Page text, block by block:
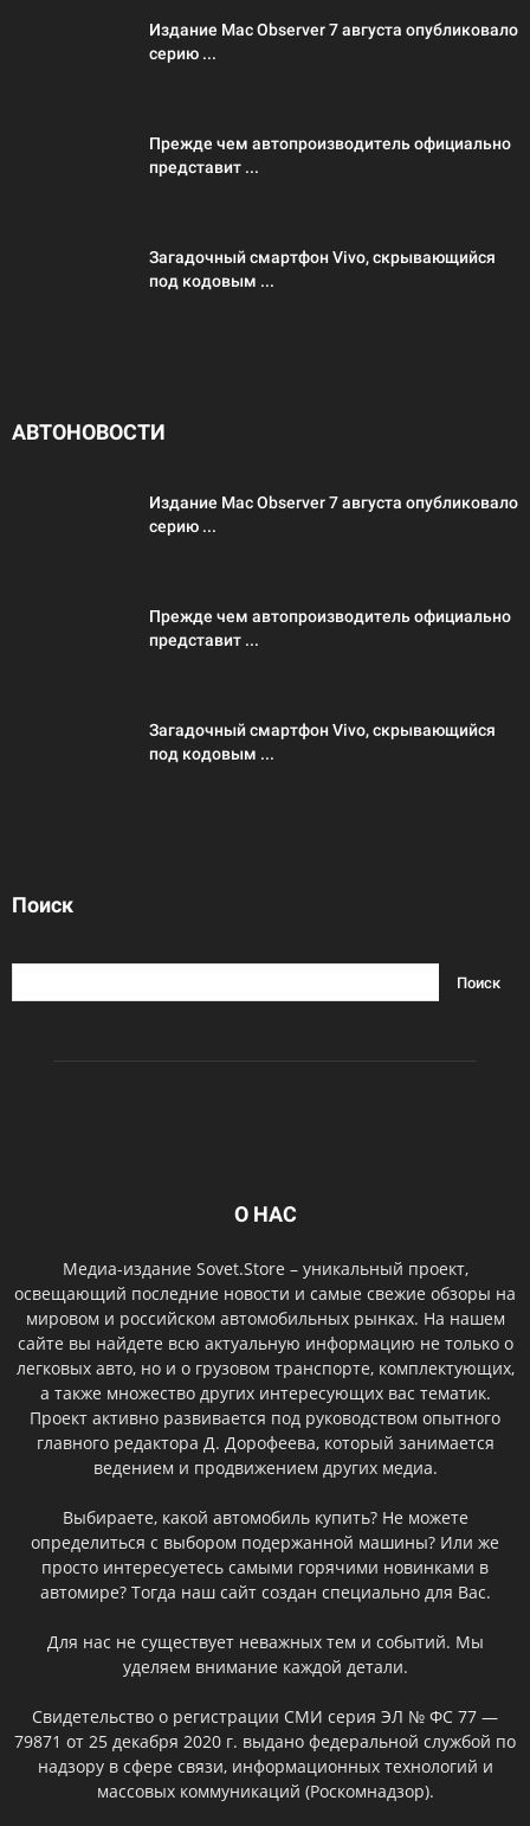
Издание Mac Observer 7 августа опубликовало
серию ...
Прежде чем автопроизводитель официально
представит ...
Загадочный смартфон Vivo, скрывающийся
под кодовым ...
АВТОНОВОСТИ
Издание Mac Observer 7 августа опубликовало
серию ...
Прежде чем автопроизводитель официально
представит ...
Загадочный смартфон Vivo, скрывающийся
под кодовым ...
Поиск
О НАС
Медиа-издание Sovet.Store – уникальный проект,
освещающий последние новости и самые свежие обзоры на
мировом и российском автомобильных рынках. На нашем
сайте вы найдете всю актуальную информацию не только о
легковых авто, но и о грузовом транспорте, комплектующих,
а также множество других интересующих вас тематик.
Проект активно развивается под руководством опытного
главного редактора Д. Дорофеева, который занимается
ведением и продвижением других медиа.
Выбираете, какой автомобиль купить? Не можете
определиться с выбором подержанной машины? Или же
просто интересуетесь самыми горячими новинками в
автомире? Тогда наш сайт создан специально для Вас.
Для нас не существует неважных тем и событий. Мы
уделяем внимание каждой детали.
Свидетельство о регистрации СМИ серия ЭЛ № ФС 77 —
79871 от 25 декабря 2020 г. выдано федеральной службой по
надзору в сфере связи, информационных технологий и
массовых коммуникаций (Роскомнадзор).